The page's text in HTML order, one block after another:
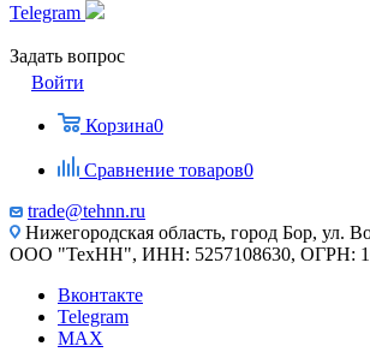
Telegram
Задать вопрос
Войти
Корзина0
Сравнение товаров0
trade@tehnn.ru
Нижегородская область, город Бор, ул.
ООО "ТехНН", ИНН: 5257108630, ОГРН:
Вконтакте
Telegram
MAX